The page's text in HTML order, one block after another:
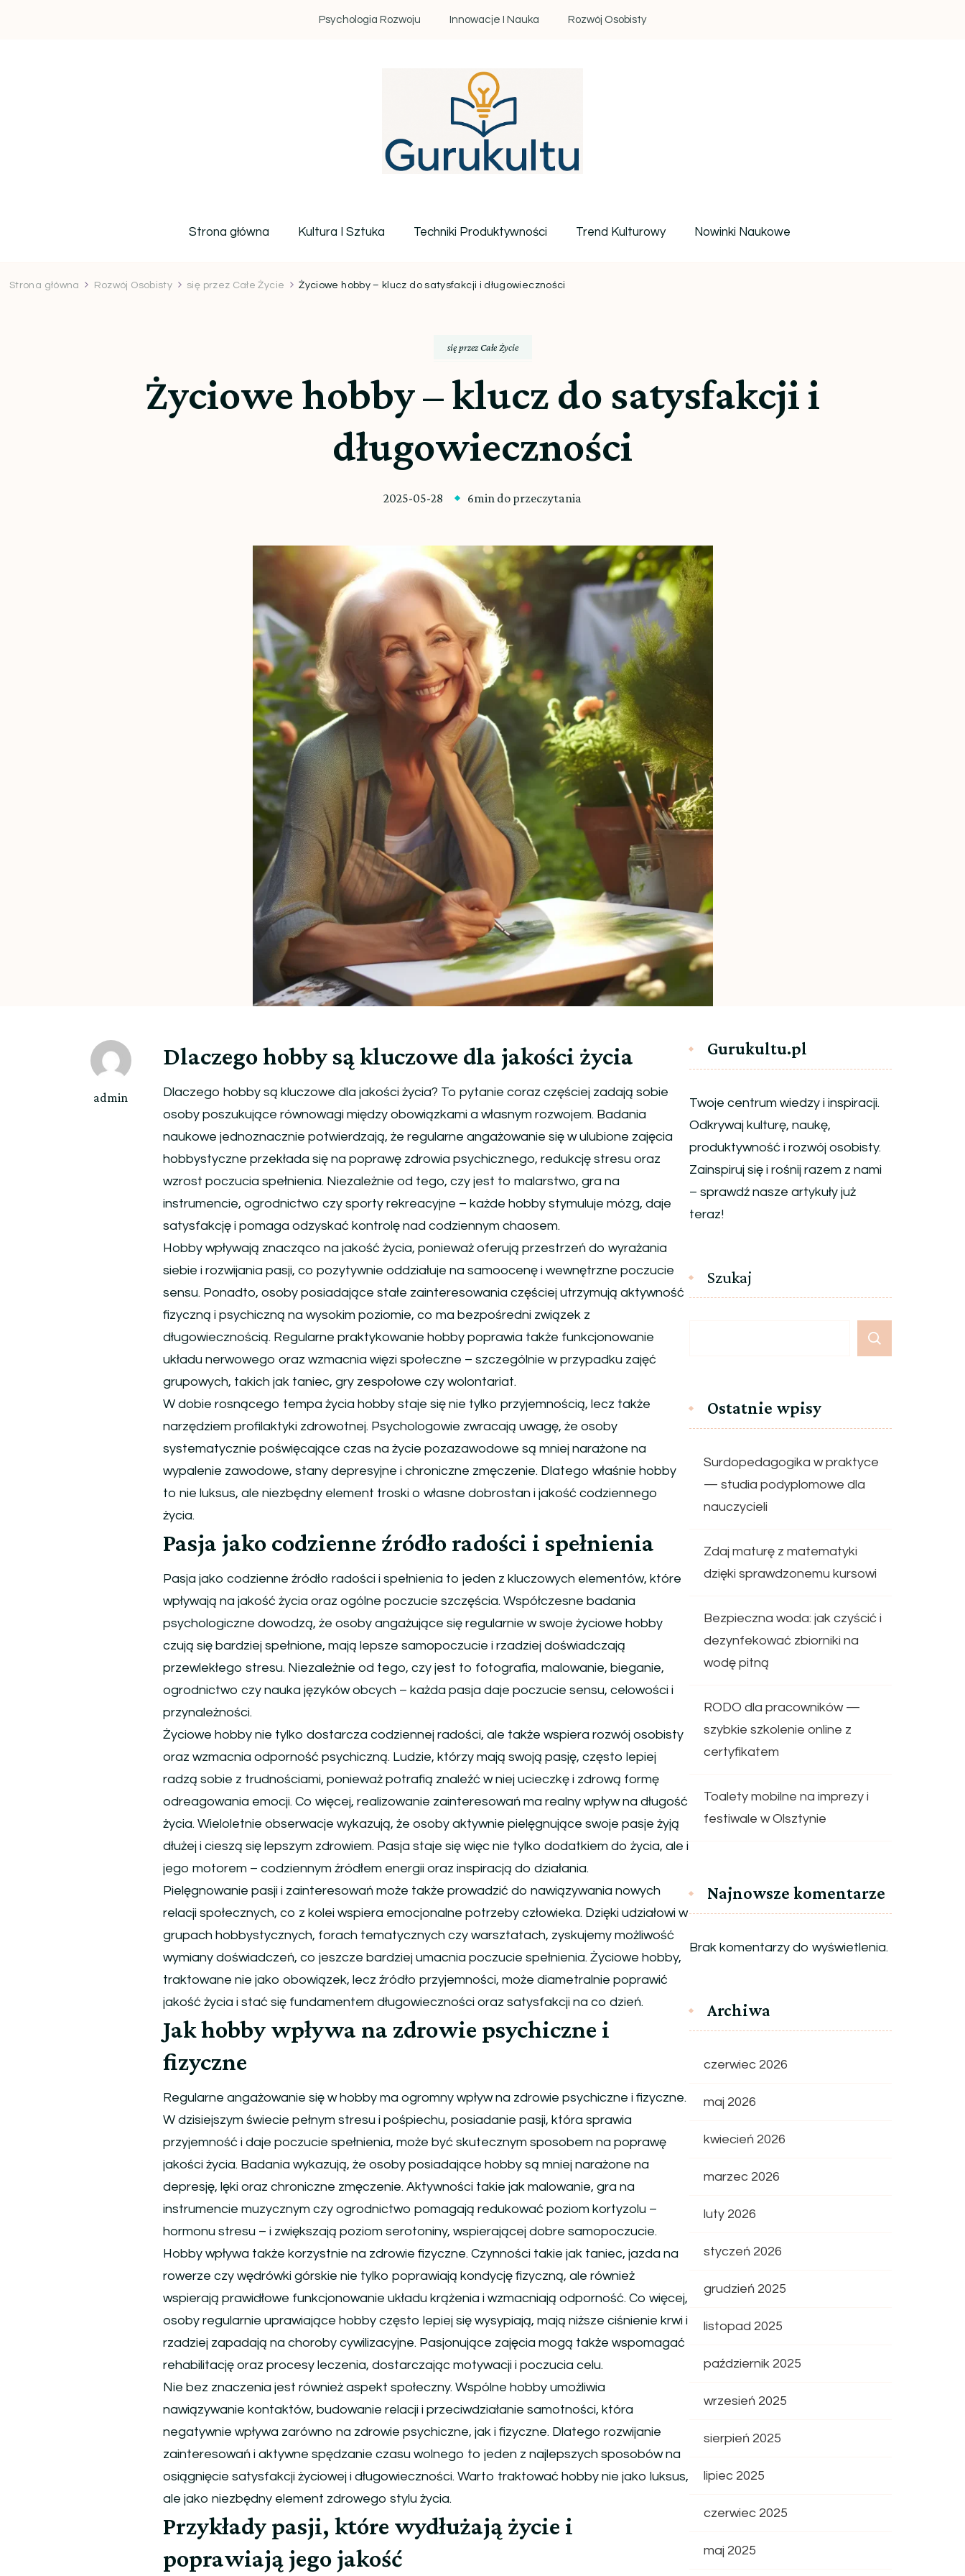
Psychologia Rozwoju Innowacje I Nauka Rozwój Osobisty
Strona główna Kultura I Sztuka Techniki Produktywności Trend Kulturowy Nowinki Naukowe
Strona główna Rozwój Osobisty się przez Całe Życie Życiowe hobby – klucz do satysfakcji i długowieczności
się przez Całe Życie
Życiowe hobby – klucz do satysfakcji i
długowieczności
2025-05-28 6min do przeczytania
admin
Dlaczego hobby są kluczowe dla jakości życia
Dlaczego hobby są kluczowe dla jakości życia? To pytanie coraz częściej zadają sobie
osoby poszukujące równowagi między obowiązkami a własnym rozwojem. Badania
naukowe jednoznacznie potwierdzają, że regularne angażowanie się w ulubione zajęcia
hobbystyczne przekłada się na poprawę zdrowia psychicznego, redukcję stresu oraz
wzrost poczucia spełnienia. Niezależnie od tego, czy jest to malarstwo, gra na
instrumencie, ogrodnictwo czy sporty rekreacyjne – każde hobby stymuluje mózg, daje
satysfakcję i pomaga odzyskać kontrolę nad codziennym chaosem.
Hobby wpływają znacząco na jakość życia, ponieważ oferują przestrzeń do wyrażania
siebie i rozwijania pasji, co pozytywnie oddziałuje na samoocenę i wewnętrzne poczucie
sensu. Ponadto, osoby posiadające stałe zainteresowania częściej utrzymują aktywność
fizyczną i psychiczną na wysokim poziomie, co ma bezpośredni związek z
długowiecznością. Regularne praktykowanie hobby poprawia także funkcjonowanie
układu nerwowego oraz wzmacnia więzi społeczne – szczególnie w przypadku zajęć
grupowych, takich jak taniec, gry zespołowe czy wolontariat.
W dobie rosnącego tempa życia hobby staje się nie tylko przyjemnością, lecz także
narzędziem profilaktyki zdrowotnej. Psychologowie zwracają uwagę, że osoby
systematycznie poświęcające czas na życie pozazawodowe są mniej narażone na
wypalenie zawodowe, stany depresyjne i chroniczne zmęczenie. Dlatego właśnie hobby
to nie luksus, ale niezbędny element troski o własne dobrostan i jakość codziennego
życia.
Pasja jako codzienne źródło radości i spełnienia
Pasja jako codzienne źródło radości i spełnienia to jeden z kluczowych elementów, które
wpływają na jakość życia oraz ogólne poczucie szczęścia. Współczesne badania
psychologiczne dowodzą, że osoby angażujące się regularnie w swoje życiowe hobby
czują się bardziej spełnione, mają lepsze samopoczucie i rzadziej doświadczają
przewlekłego stresu. Niezależnie od tego, czy jest to fotografia, malowanie, bieganie,
ogrodnictwo czy nauka języków obcych – każda pasja daje poczucie sensu, celowości i
przynależności.
Życiowe hobby nie tylko dostarcza codziennej radości, ale także wspiera rozwój osobisty
oraz wzmacnia odporność psychiczną. Ludzie, którzy mają swoją pasję, często lepiej
radzą sobie z trudnościami, ponieważ potrafią znaleźć w niej ucieczkę i zdrową formę
odreagowania emocji. Co więcej, realizowanie zainteresowań ma realny wpływ na długość
życia. Wieloletnie obserwacje wykazują, że osoby aktywnie pielęgnujące swoje pasje żyją
dłużej i cieszą się lepszym zdrowiem. Pasja staje się więc nie tylko dodatkiem do życia, ale i
jego motorem – codziennym źródłem energii oraz inspiracją do działania.
Pielęgnowanie pasji i zainteresowań może także prowadzić do nawiązywania nowych
relacji społecznych, co z kolei wspiera emocjonalne potrzeby człowieka. Dzięki udziałowi w
grupach hobbystycznych, forach tematycznych czy warsztatach, zyskujemy możliwość
wymiany doświadczeń, co jeszcze bardziej umacnia poczucie spełnienia. Życiowe hobby,
traktowane nie jako obowiązek, lecz źródło przyjemności, może diametralnie poprawić
jakość życia i stać się fundamentem długowieczności oraz satysfakcji na co dzień.
Jak hobby wpływa na zdrowie psychiczne i
fizyczne
Regularne angażowanie się w hobby ma ogromny wpływ na zdrowie psychiczne i fizyczne.
W dzisiejszym świecie pełnym stresu i pośpiechu, posiadanie pasji, która sprawia
przyjemność i daje poczucie spełnienia, może być skutecznym sposobem na poprawę
jakości życia. Badania wykazują, że osoby posiadające hobby są mniej narażone na
depresję, lęki oraz chroniczne zmęczenie. Aktywności takie jak malowanie, gra na
instrumencie muzycznym czy ogrodnictwo pomagają redukować poziom kortyzolu –
hormonu stresu – i zwiększają poziom serotoniny, wspierającej dobre samopoczucie.
Hobby wpływa także korzystnie na zdrowie fizyczne. Czynności takie jak taniec, jazda na
rowerze czy wędrówki górskie nie tylko poprawiają kondycję fizyczną, ale również
wspierają prawidłowe funkcjonowanie układu krążenia i wzmacniają odporność. Co więcej,
osoby regularnie uprawiające hobby często lepiej się wysypiają, mają niższe ciśnienie krwi i
rzadziej zapadają na choroby cywilizacyjne. Pasjonujące zajęcia mogą także wspomagać
rehabilitację oraz procesy leczenia, dostarczając motywacji i poczucia celu.
Nie bez znaczenia jest również aspekt społeczny. Wspólne hobby umożliwia
nawiązywanie kontaktów, budowanie relacji i przeciwdziałanie samotności, która
negatywnie wpływa zarówno na zdrowie psychiczne, jak i fizyczne. Dlatego rozwijanie
zainteresowań i aktywne spędzanie czasu wolnego to jeden z najlepszych sposobów na
osiągnięcie satysfakcji życiowej i długowieczności. Warto traktować hobby nie jako luksus,
ale jako niezbędny element zdrowego stylu życia.
Przykłady pasji, które wydłużają życie i
poprawiają jego jakość
Gurukultu.pl
Twoje centrum wiedzy i inspiracji.
Odkrywaj kulturę, naukę,
produktywność i rozwój osobisty.
Zainspiruj się i rośnij razem z nami
– sprawdź nasze artykuły już
teraz!
Szukaj
Ostatnie wpisy
Surdopedagogika w praktyce
— studia podyplomowe dla
nauczycieli
Zdaj maturę z matematyki
dzięki sprawdzonemu kursowi
Bezpieczna woda: jak czyścić i
dezynfekować zbiorniki na
wodę pitną
RODO dla pracowników —
szybkie szkolenie online z
certyfikatem
Toalety mobilne na imprezy i
festiwale w Olsztynie
Najnowsze komentarze
Brak komentarzy do wyświetlenia.
Archiwa
czerwiec 2026
maj 2026
kwiecień 2026
marzec 2026
luty 2026
styczeń 2026
grudzień 2025
listopad 2025
październik 2025
wrzesień 2025
sierpień 2025
lipiec 2025
czerwiec 2025
maj 2025